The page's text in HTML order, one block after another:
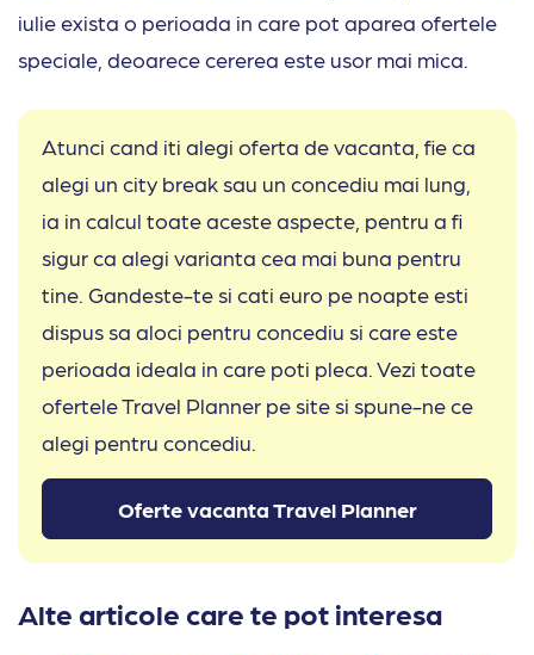
iulie exista o perioada in care pot aparea ofertele
speciale, deoarece cererea este usor mai mica.
Atunci cand iti alegi oferta de vacanta, fie ca
alegi un city break sau un concediu mai lung,
ia in calcul toate aceste aspecte, pentru a fi
sigur ca alegi varianta cea mai buna pentru
tine. Gandeste-te si cati euro pe noapte esti
dispus sa aloci pentru concediu si care este
perioada ideala in care poti pleca. Vezi toate
ofertele Travel Planner pe site si spune-ne ce
alegi pentru concediu.
Oferte vacanta Travel Planner
Alte articole care te pot interesa